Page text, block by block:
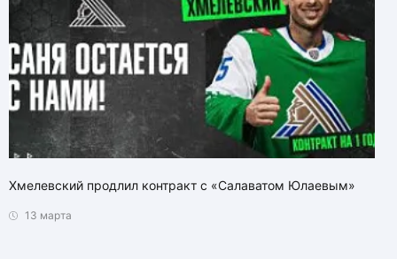
Хмелевский продлил контракт с «Салаватом Юлаевым»
13 марта